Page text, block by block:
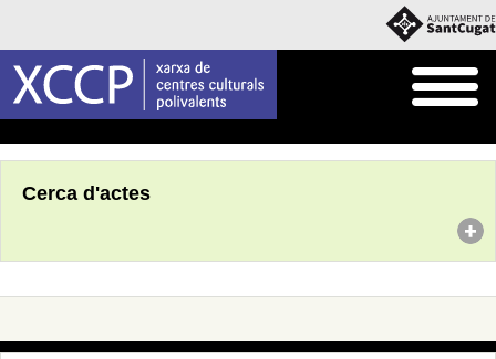
Cerca d'actes